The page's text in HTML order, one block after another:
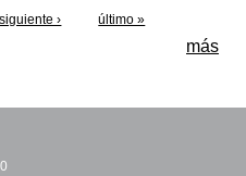
siguiente › último »
más